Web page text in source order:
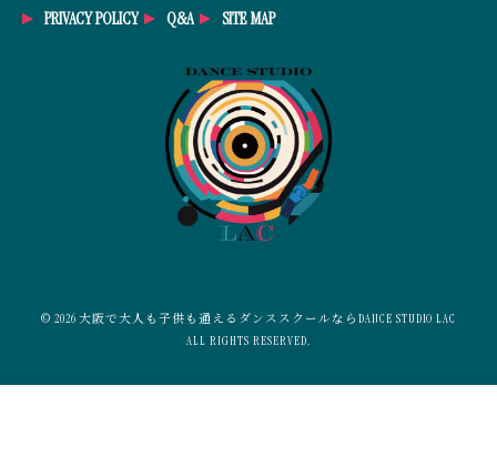
PRIVACY POLICY Q&A SITE MAP
© 2026 大阪で大人も子供も通えるダンススクールならDANCE STUDIO LAC
ALL RIGHTS RESERVED.